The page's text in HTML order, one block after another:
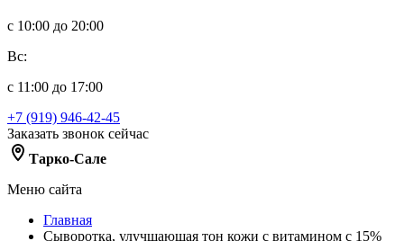
с 10:00 до 20:00
Вс:
с 11:00 до 17:00
+7 (919) 946-42-45
Заказать звонок сейчас
Тарко-Сале
Меню сайта
Главная
Cыворотка, улучшающая тон кожи с витамином с 15%